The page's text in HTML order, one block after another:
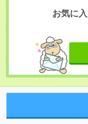
お気に